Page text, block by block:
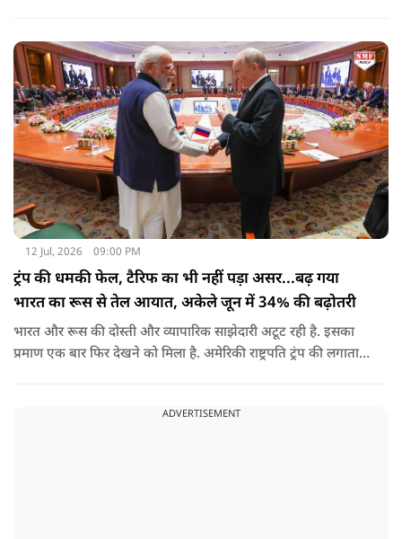
गिरावट देखने को मिली.
12 Jul, 2026 09:00 PM
ट्रंप की धमकी फेल, टैरिफ का भी नहीं पड़ा असर...बढ़ गया
भारत का रूस से तेल आयात, अकेले जून में 34% की बढ़ोतरी
भारत और रूस की दोस्ती और व्यापारिक साझेदारी अटूट रही है. इसका
प्रमाण एक बार फिर देखने को मिला है. अमेरिकी राष्ट्रपति ट्रंप की लगातार
ADVERTISEMENT